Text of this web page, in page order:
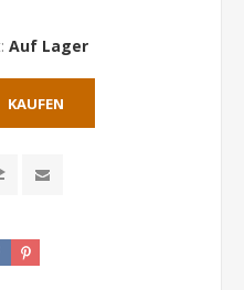
Auf Lager
KAUFEN